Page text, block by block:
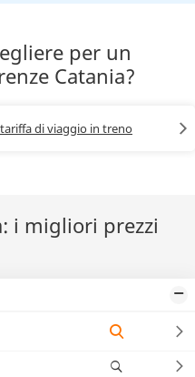
per un
Catania?
di viaggio in treno
i migliori prezzi